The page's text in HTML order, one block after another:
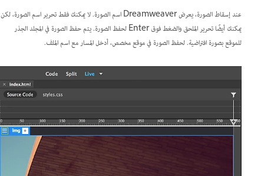
عند إسقاط الصورة، يعرض Dreamweaver اسم الصورة. لا يمكنك فقط تحرير اسم الصورة، لكن
يمكنك أيضًا تحرير الملحق والضغط فوق Enter لحفظ الصورة. يتم حفظ الصورة في المجلد الجذر
للموقع بصورة افتراضية. لحفظ الصورة في موقع مخصص، أدخل المسار مع اسم الملف.